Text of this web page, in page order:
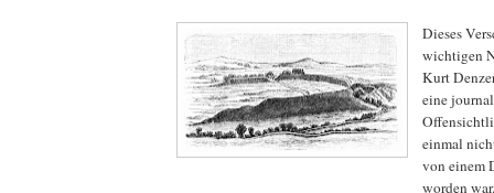
Dieses
wichtigen
Kurt
eine
einmal
von einem
worden